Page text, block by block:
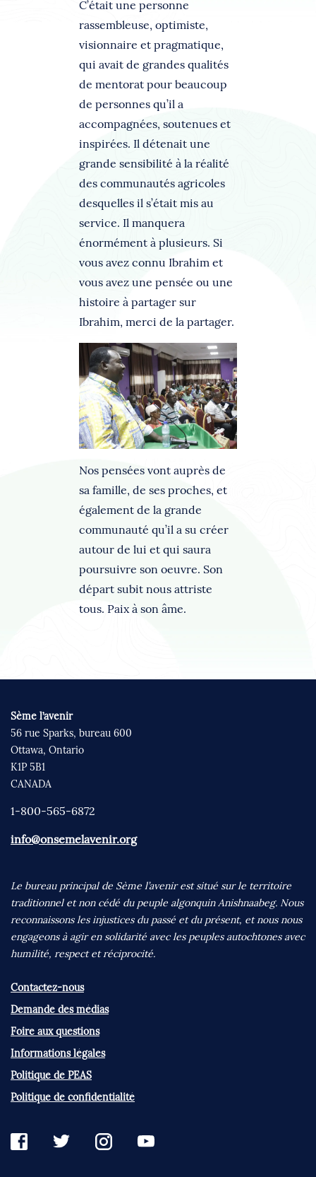
C’était une personne
rassembleuse, optimiste,
visionnaire et pragmatique,
qui avait de grandes qualités
de mentorat pour beaucoup
de personnes qu’il a
accompagnées, soutenues et
inspirées. Il détenait une
grande sensibilité à la réalité
des communautés agricoles
desquelles il s’était mis au
service. Il manquera
énormément à plusieurs. Si
vous avez connu Ibrahim et
vous avez une pensée ou une
histoire à partager sur
Ibrahim, merci de la partager.
Nos pensées vont auprès de
sa famille, de ses proches, et
également de la grande
communauté qu’il a su créer
autour de lui et qui saura
poursuivre son oeuvre. Son
départ subit nous attriste
tous. Paix à son âme.
Sème l’avenir
56 rue Sparks, bureau 600
Ottawa, Ontario
K1P 5B1
CANADA
1-800-565-6872
info@onsemelavenir.org
Le bureau principal de Sème l’avenir est situé sur le territoire
traditionnel et non cédé du peuple algonquin Anishnaabeg. Nous
reconnaissons les injustices du passé et du présent, et nous nous
engageons à agir en solidarité avec les peuples autochtones avec
humilité, respect et réciprocité.
Contactez-nous
Demande des médias
Foire aux questions
Informations légales
Politique de PEAS
Politique de confidentialité